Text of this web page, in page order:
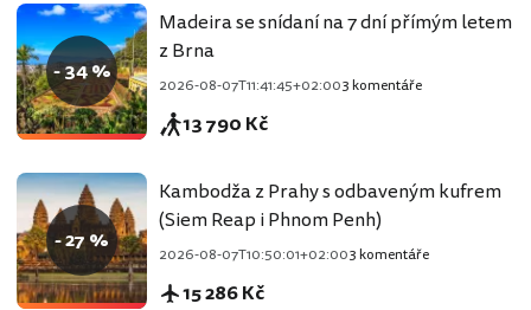
- 34 %
Madeira se snídaní na 7 dní přímým letem
z Brna
2026-08-07T11:41:45+02:003 komentáře
13 790 Kč
- 27 %
Kambodža z Prahy s odbaveným kufrem
(Siem Reap i Phnom Penh)
2026-08-07T10:50:01+02:003 komentáře
15 286 Kč